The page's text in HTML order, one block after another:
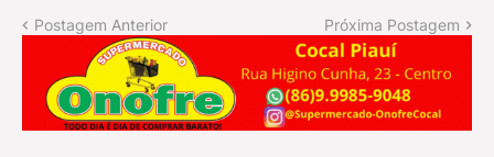
Postagem Anterior Próxima Postagem